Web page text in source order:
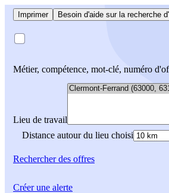
Imprimer Besoin d'aide sur la recherche
Métier, compétence, mot-clé, numéro
Lieu de travail
Distance autour du lieu choisi
Rechercherdes offres
Créer une alerte